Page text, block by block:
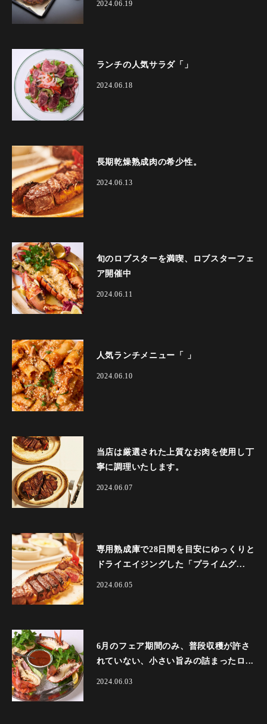
2024.06.19
ランチの人気サラダ「」
2024.06.18
長期乾燥熟成肉の希少性。
2024.06.13
旬のロブスターを満喫、ロブスターフェ
ア開催中
2024.06.11
人気ランチメニュー「 」
2024.06.10
当店は厳選された上質なお肉を使用し丁
寧に調理いたします。
2024.06.07
専用熟成庫で28日間を目安にゆっくりと
ドライエイジングした「プライムグ...
2024.06.05
6月のフェア期間のみ、普段収穫が許さ
れていない、小さい旨みの詰まったロ...
2024.06.03